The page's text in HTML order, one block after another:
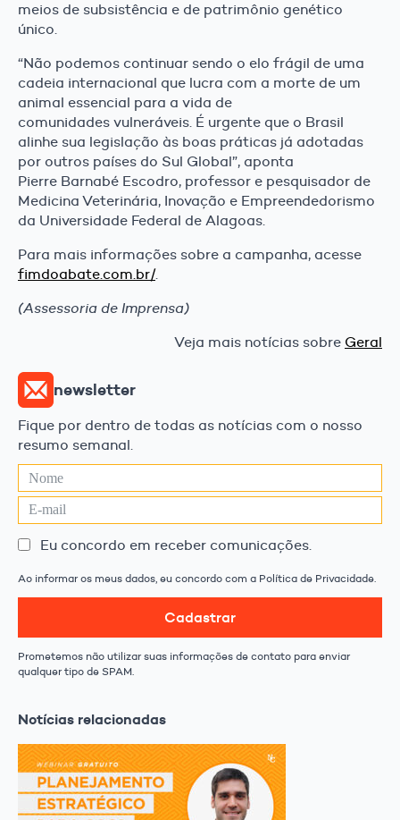
meios de subsistência e de patrimônio genético
único.
“Não podemos continuar sendo o elo frágil de uma
cadeia internacional que lucra com a morte de um
animal essencial para a vida de
comunidades vulneráveis. É urgente que o Brasil
alinhe sua legislação às boas práticas já adotadas
por outros países do Sul Global”, aponta
Pierre Barnabé Escodro, professor e pesquisador de
Medicina Veterinária, Inovação e Empreendedorismo
da Universidade Federal de Alagoas.
Para mais informações sobre a campanha, acesse
fimdoabate.com.br/.
(Assessoria de Imprensa)
Veja mais notícias sobre Geral
newsletter
Fique por dentro de todas as notícias com o nosso
resumo semanal.
Eu concordo em receber comunicações.
Ao informar os meus dados, eu concordo com a Política de Privacidade.
Cadastrar
Prometemos não utilizar suas informações de contato para enviar
qualquer tipo de SPAM.
Notícias relacionadas